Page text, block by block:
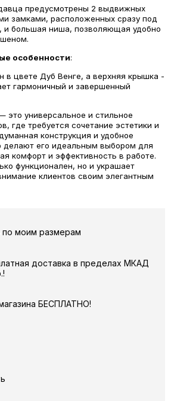
предусмотрены 2 выдвижных
замками, расположенных сразу под
и большая ниша, позволяющая удобно
особенности:
в цвете Дуб Венге, а верхняя крышка -
гармоничный и завершенный
это универсальное и стильное
где требуется сочетание эстетики и
конструкция и удобное
делают его идеальным выбором для
комфорт и эффективность в работе.
функционален, но и украшает
клиентов своим элегантным
по моим размерам
доставка в пределах МКАД
БЕСПЛАТНО!